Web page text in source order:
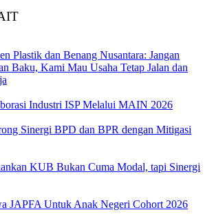
Plastik dan Benang Nusantara: Jangan
Baku, Kami Mau Usaha Tetap Jalan dan
Industri ISP Melalui MAIN 2026
Sinergi BPD dan BPR dengan Mitigasi
KUB Bukan Cuma Modal, tapi Sinergi
JAPFA Untuk Anak Negeri Cohort 2026